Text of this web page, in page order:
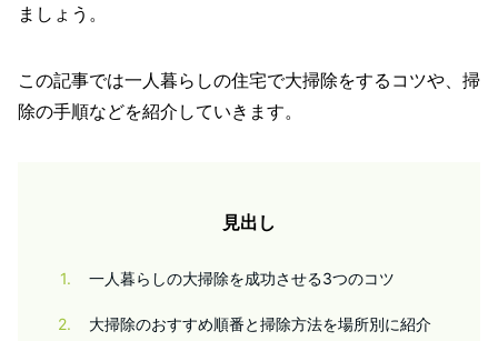
ましょう。
この記事では一人暮らしの住宅で大掃除をするコツや、掃
除の手順などを紹介していきます。
見出し
1 一人暮らしの大掃除を成功させる3つのコツ
2 大掃除のおすすめ順番と掃除方法を場所別に紹介